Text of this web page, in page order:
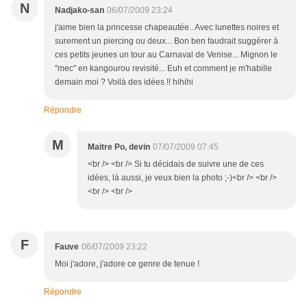
N Nadjako-san 06/07/2009 23:24
j'aime bien la princesse chapeautée.. Avec lunettes noires et
surement un piercing ou deux... Bon ben faudrait suggérer à
ces petits jeunes un tour au Carnaval de Venise... Mignon le
"mec" en kangourou revisité... Euh et comment je m'habille
demain moi ? Voilà des idées !! hihihi
Répondre
M Maitre Po, devin 07/07/2009 07:45
<br /> <br /> Si tu décidais de suivre une de ces
idées, là aussi, je veux bien la photo ;-)<br /> <br />
<br /> <br />
F Fauve 06/07/2009 23:22
Moi j'adore, j'adore ce genre de tenue !
Répondre